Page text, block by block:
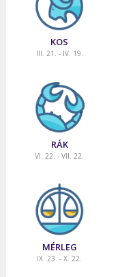
KOS
III. 21. - IV. 19.
RÁK
VI. 22. - VII. 22.
MÉRLEG
IX. 23. - X. 22.